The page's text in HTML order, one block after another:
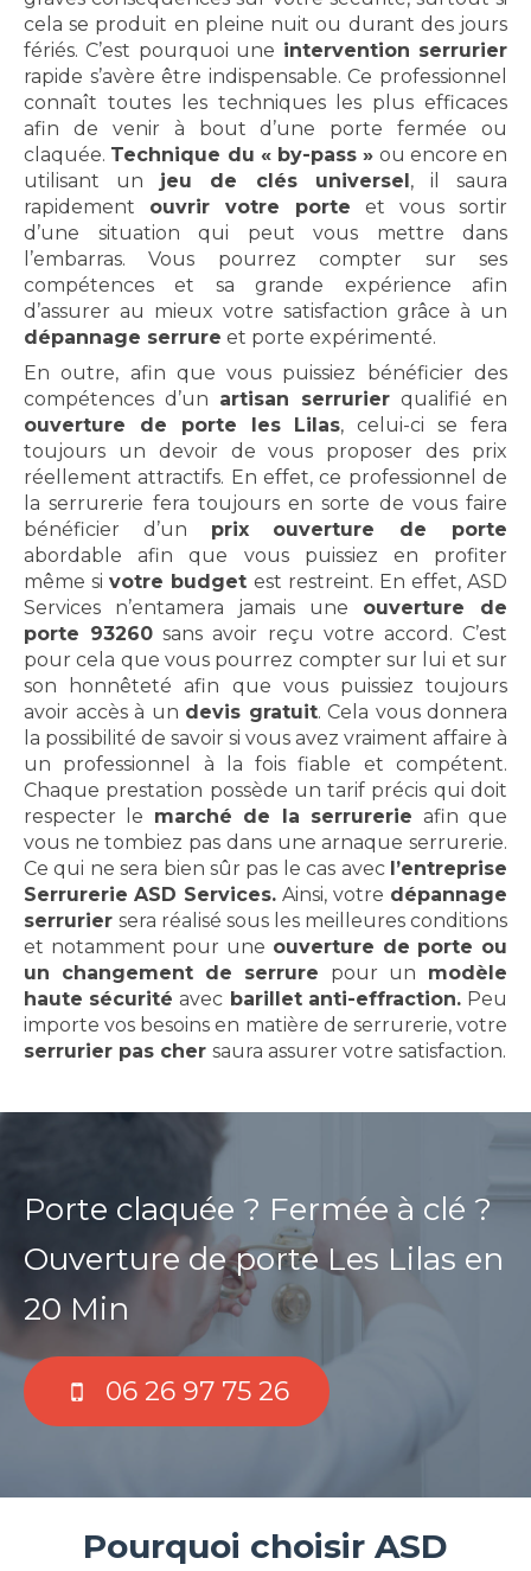
cela se produit en pleine nuit ou durant des jours
fériés. C’est pourquoi une intervention serrurier
rapide s’avère être indispensable. Ce professionnel
connaît toutes les techniques les plus efficaces
afin de venir à bout d’une porte fermée ou
claquée. Technique du « by-pass » ou encore en
utilisant un jeu de clés universel, il saura
rapidement ouvrir votre porte et vous sortir
d’une situation qui peut vous mettre dans
l’embarras. Vous pourrez compter sur ses
compétences et sa grande expérience afin
d’assurer au mieux votre satisfaction grâce à un
dépannage serrure et porte expérimenté.
En outre, afin que vous puissiez bénéficier des
compétences d’un artisan serrurier qualifié en
ouverture de porte les Lilas, celui-ci se fera
toujours un devoir de vous proposer des prix
réellement attractifs. En effet, ce professionnel de
la serrurerie fera toujours en sorte de vous faire
bénéficier d’un prix ouverture de porte
abordable afin que vous puissiez en profiter
même si votre budget est restreint. En effet, ASD
Services n’entamera jamais une ouverture de
porte 93260 sans avoir reçu votre accord. C’est
pour cela que vous pourrez compter sur lui et sur
son honnêteté afin que vous puissiez toujours
avoir accès à un devis gratuit. Cela vous donnera
la possibilité de savoir si vous avez vraiment affaire à
un professionnel à la fois fiable et compétent.
Chaque prestation possède un tarif précis qui doit
respecter le marché de la serrurerie afin que
vous ne tombiez pas dans une arnaque serrurerie.
Ce qui ne sera bien sûr pas le cas avec l’entreprise
Serrurerie ASD Services.Ainsi, votre dépannage
serrurier sera réalisé sous les meilleures conditions
et notamment pour une ouverture de porte ou
un changement de serrure pour un modèle
haute sécuritéavec barillet anti-effraction. Peu
importe vos besoins en matière de serrurerie, votre
serrurier pas cher saura assurer votre satisfaction.
Porte claquée ? Fermée à clé ?
Ouverture de porte Les Lilas en
20 Min
06 26 97 75 26
Pourquoi choisir ASD